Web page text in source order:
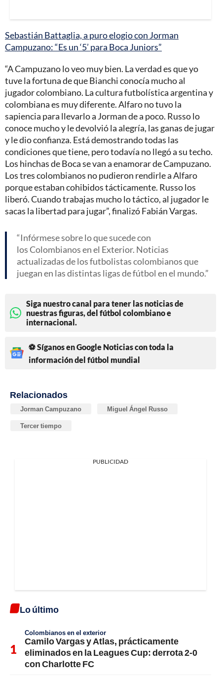
Sebastián Battaglia, a puro elogio con Jorman
Campuzano: “Es un ‘5’ para Boca Juniors”
“A Campuzano lo veo muy bien. La verdad es que yo
tuve la fortuna de que Bianchi conocía mucho al
jugador colombiano. La cultura futbolística argentina y
colombiana es muy diferente. Alfaro no tuvo la
sapiencia para llevarlo a Jorman de a poco. Russo lo
conoce mucho y le devolvió la alegría, las ganas de jugar
y le dio confianza. Está demostrando todas las
condiciones que tiene, pero todavía no llegó a su techo.
Los hinchas de Boca se van a enamorar de Campuzano.
Los tres colombianos no pudieron rendirle a Alfaro
porque estaban cohibidos tácticamente. Russo los
liberó. Cuando trabajas mucho lo táctico, al jugador le
sacas la libertad para jugar”, finalizó Fabián Vargas.
Infórmese sobre lo que sucede con
los Colombianos en el Exterior. Noticias
actualizadas de los futbolistas colombianos que
juegan en las distintas ligas de fútbol en el mundo.
Siga nuestro canal para tener las noticias de
nuestras figuras, del fútbol colombiano e
internacional.
⚽ Síganos en Google Noticias con toda la
información del fútbol mundial
Relacionados
Jorman Campuzano Miguel Ángel Russo
Tercer tiempo
PUBLICIDAD
Lo último
Colombianos en el exterior
Camilo Vargas y Atlas, prácticamente
eliminados en la Leagues Cup: derrota 2-0
con Charlotte FC